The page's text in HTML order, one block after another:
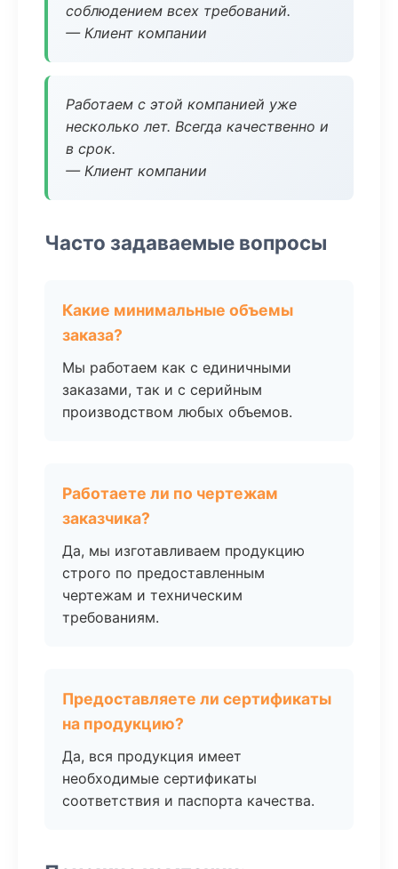
соблюдением всех требований.
— Клиент компании
Работаем с этой компанией уже
несколько лет. Всегда качественно и
в срок.
— Клиент компании
Часто задаваемые вопросы
Какие минимальные объемы
заказа?
Мы работаем как с единичными
заказами, так и с серийным
производством любых объемов.
Работаете ли по чертежам
заказчика?
Да, мы изготавливаем продукцию
строго по предоставленным
чертежам и техническим
требованиям.
Предоставляете ли сертификаты
на продукцию?
Да, вся продукция имеет
необходимые сертификаты
соответствия и паспорта качества.